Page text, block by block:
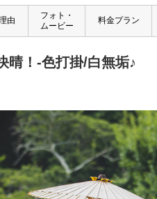
由
フォト・
ムービー
料金プラン
晴！-色打掛/白無垢♪